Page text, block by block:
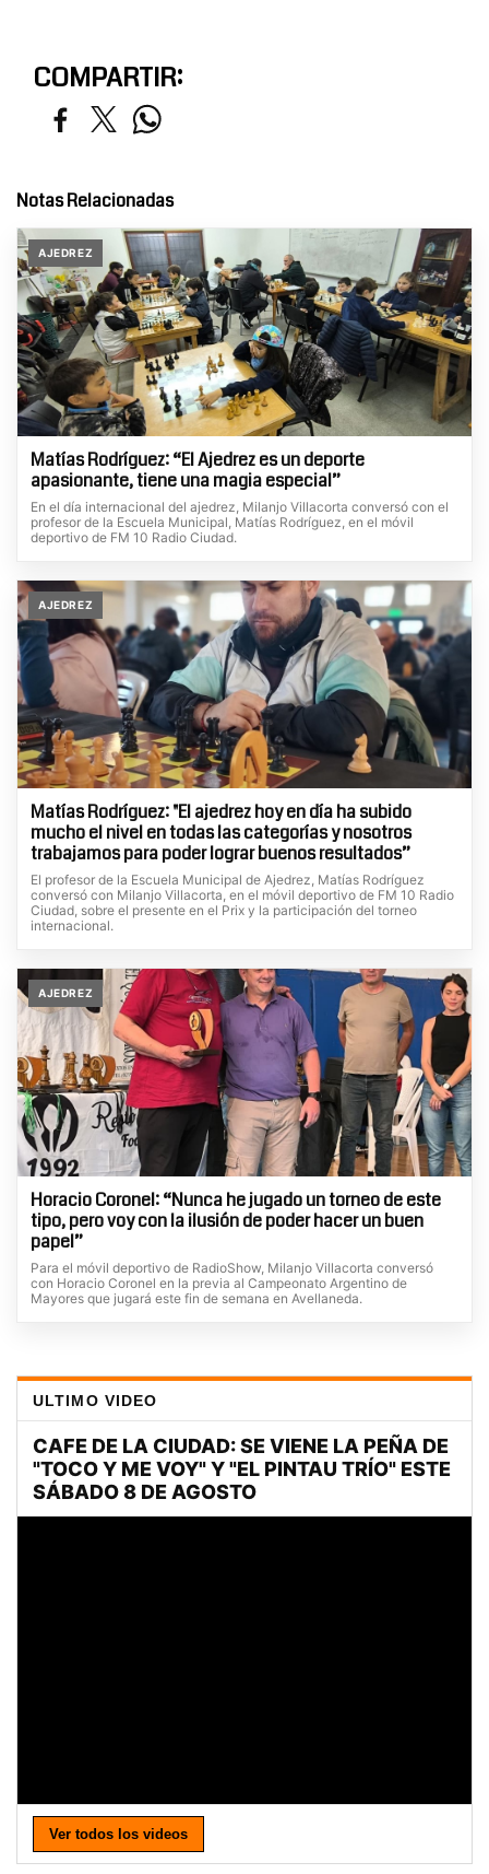
COMPARTIR:
Notas Relacionadas
AJEDREZ
Matías Rodríguez: “El Ajedrez es un deporte
apasionante, tiene una magia especial”
En el día internacional del ajedrez, Milanjo Villacorta conversó con el
profesor de la Escuela Municipal, Matías Rodríguez, en el móvil
deportivo de FM 10 Radio Ciudad.
AJEDREZ
Matías Rodríguez: "El ajedrez hoy en día ha subido
mucho el nivel en todas las categorías y nosotros
trabajamos para poder lograr buenos resultados”
El profesor de la Escuela Municipal de Ajedrez, Matías Rodríguez
conversó con Milanjo Villacorta, en el móvil deportivo de FM 10 Radio
Ciudad, sobre el presente en el Prix y la participación del torneo
internacional.
AJEDREZ
Horacio Coronel: “Nunca he jugado un torneo de este
tipo, pero voy con la ilusión de poder hacer un buen
papel”
Para el móvil deportivo de RadioShow, Milanjo Villacorta conversó
con Horacio Coronel en la previa al Campeonato Argentino de
Mayores que jugará este fin de semana en Avellaneda.
ULTIMO VIDEO
Ver todos los videos